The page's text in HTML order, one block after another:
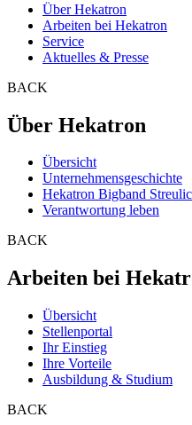
Über Hekatron
Arbeiten bei Hekatron
Service
Aktuelles & Presse
BACK
Über Hekatron
Übersicht
Unternehmensgeschichte
Hekatron Bigband
Verantwortung leben
BACK
Arbeiten bei
Übersicht
Stellenportal
Ihr Einstieg
Ihre Vorteile
Ausbildung & Studium
BACK